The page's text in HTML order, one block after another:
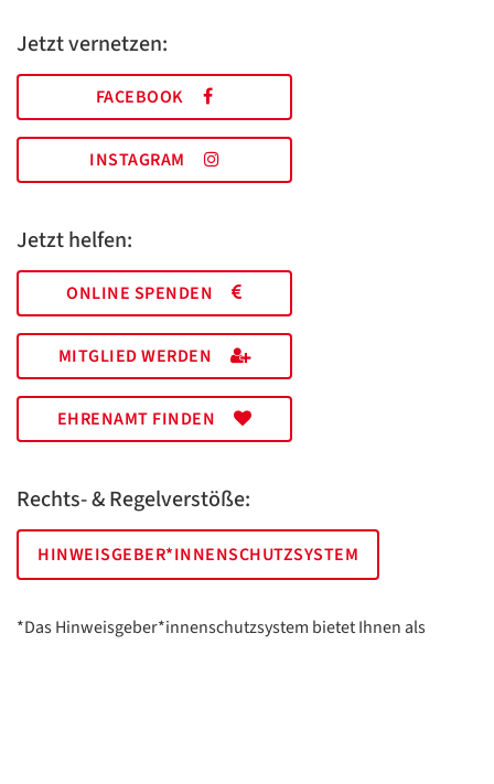
Jetzt vernetzen:
FACEBOOK
INSTAGRAM
Jetzt helfen:
ONLINE SPENDEN
MITGLIED WERDEN
EHRENAMT FINDEN
Rechts- & Regelverstöße:
HINWEISGEBER*INNENSCHUTZSYSTEM
*Das Hinweisgeber*innenschutzsystem bietet Ihnen als